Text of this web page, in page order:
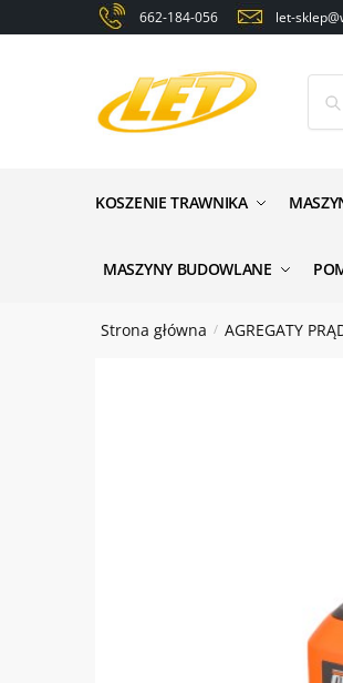
to
to
662-184-056 let-
KOSZENIE TRAWNIKA
MASZYNY BUDOWLANE
Strona główna / AGREGATY